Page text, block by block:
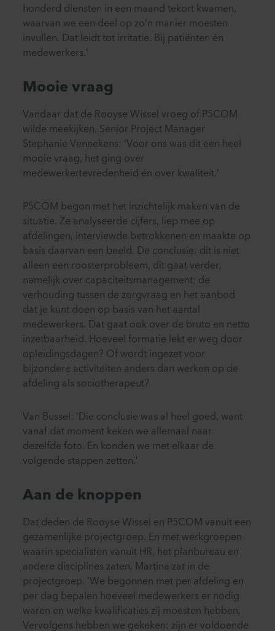
honderd diensten in een maand tekort kwamen,
waarvan we een deel op zo’n manier moesten
invullen. Dat leidt tot irritatie. Bij patiënten én
medewerkers.’
Mooie vraag
Vandaar dat de Rooyse Wissel vroeg of P5COM
wilde meekijken. Senior Project Manager
Stephanie Vennekens: ‘Voor ons was dit een heel
mooie vraag, het ging over
medewerkertevredenheid én over kwaliteit.’
P5COM begon met het inzichtelijk maken van de
situatie. Ze analyseerde cijfers, liep mee op
afdelingen, interviewde betrokkenen en maakte op
basis daarvan een beeld. De conclusie: dit is niet
alleen een roosterprobleem, dit gaat verder,
namelijk over capaciteitsmanagement: de
verhouding tussen de zorgvraag en het aanbod
dat je kunt doen op basis van het aantal
medewerkers. Dat gaat ook over de bruto en netto
inzetbaarheid. Hoeveel formatie lekt er weg door
opleidingsdagen? Of wordt ingezet voor
bijzondere activiteiten anders dan werken op de
afdeling als sociotherapeut?
Van Bussel: ‘Die conclusie was al heel goed, want
vanaf dat moment keken we allemaal naar
dezelfde foto. En konden we met elkaar de
volgende stappen zetten.’
Aan de knoppen
Dat deden de Rooyse Wissel en P5COM vanuit een
gezamenlijke projectgroep. En met werkgroepen
waarin specialisten vanuit HR, het planbureau en
andere disciplines zaten. Martina zat in de
projectgroep. ‘We begonnen met per afdeling en
per dag bepalen hoeveel medewerkers er nodig
waren en welke kwalificaties zij moesten hebben.
Vervolgens hebben we gekeken: zijn er voldoende